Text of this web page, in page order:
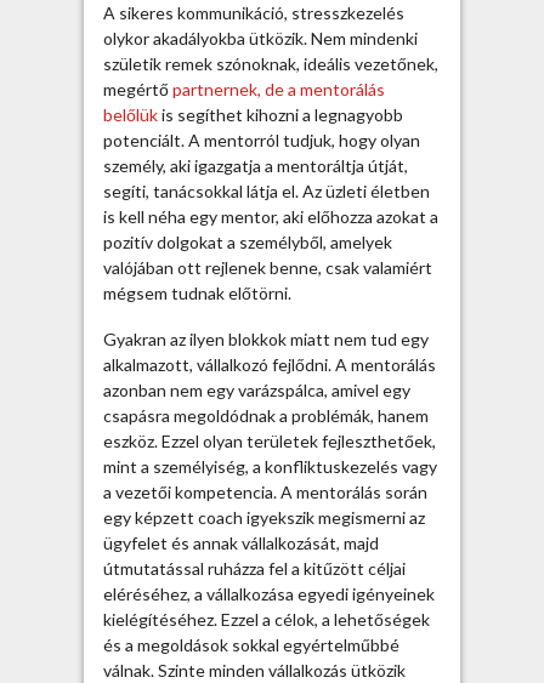
r
á
l
á
s
p
r
o
f
i
k
s
e
e
l
j
A sikeres kommunikáció, stresszkezelés
olykor akadályokba ütközik. Nem mindenki
születik remek szónoknak, ideális vezetőnek,
megértőpartnernek, de a mentorálás
belőlükis segíthet kihozni a legnagyobb
potenciált. A mentorról tudjuk, hogy olyan
személy, aki igazgatja a mentoráltja útját,
segíti, tanácsokkal látja el. Az üzleti életben
is kell néha egy mentor, aki előhozza azokat a
pozitív dolgokat a személyből, amelyek
valójában ott rejlenek benne, csak valamiért
mégsem tudnak előtörni.
Gyakran az ilyen blokkok miatt nem tud egy
alkalmazott, vállalkozó fejlődni. A mentorálás
azonban nem egy varázspálca, amivel egy
csapásra megoldódnak a problémák, hanem
eszköz. Ezzel olyan területek fejleszthetőek,
mint a személyiség, a konfliktuskezelés vagy
a vezetői kompetencia. A mentorálás során
egy képzett coach igyekszik megismerni az
ügyfelet és annak vállalkozását, majd
útmutatással ruházza fel a kitűzött céljai
eléréséhez, a vállalkozása egyedi igényeinek
kielégítéséhez.Ezzel a célok, a lehetőségek
és a megoldások sokkal egyértelműbbé
válnak. Szinte minden vállalkozás ütközik